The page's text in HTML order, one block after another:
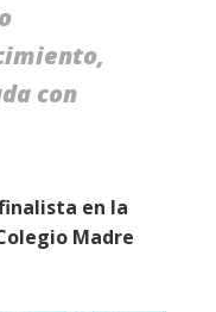
con
en la
Madre